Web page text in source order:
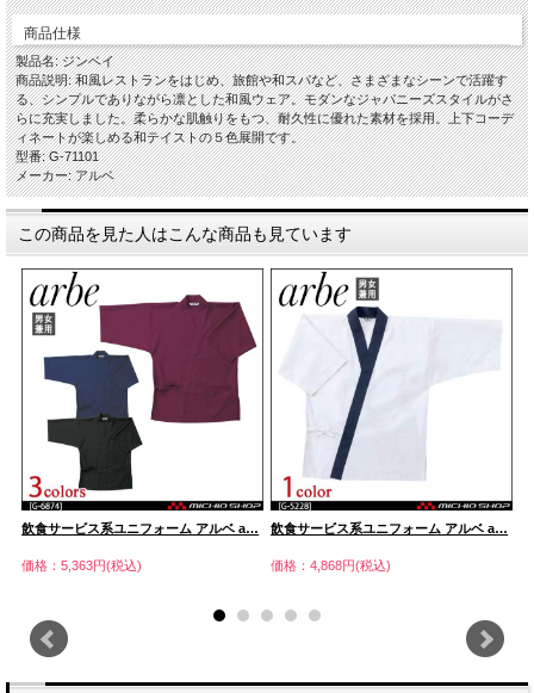
商品仕様
製品名: ジンベイ
商品説明: 和風レストランをはじめ、旅館や和スパなど、さまざまなシーンで活躍す
る、シンプルでありながら凛とした和風ウェア。モダンなジャパニーズスタイルがさ
らに充実しました。柔らかな肌触りをもつ、耐久性に優れた素材を採用。上下コーデ
ィネートが楽しめる和テイストの５色展開です。
型番: G-71101
メーカー: アルベ
この商品を見た人はこんな商品も見ています
飲食サービス系ユニフォーム アルベ a…
価格：5,363円(税込)
飲食サービス系ユニフォーム アルベ a…
価格：4,868円(税込)